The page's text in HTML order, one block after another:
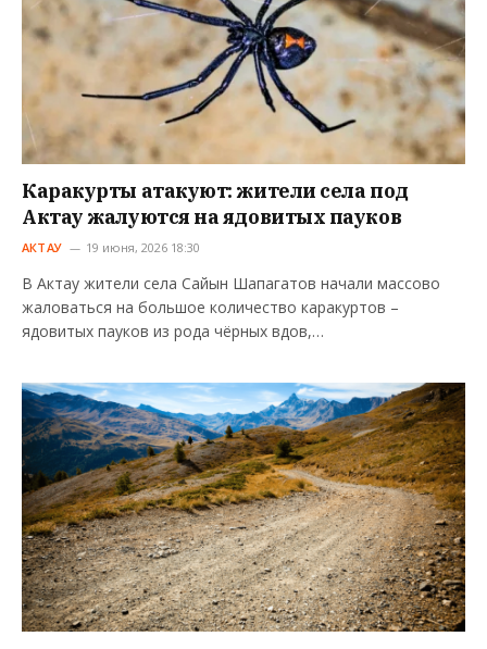
Каракурты атакуют: жители села под
Актау жалуются на ядовитых пауков
АКТАУ 19 июня, 2026 18:30
В Актау жители села Сайын Шапагатов начали массово
жаловаться на большое количество каракуртов –
ядовитых пауков из рода чёрных вдов,…